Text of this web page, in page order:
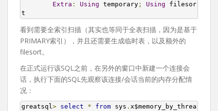
Extra : Using temporary ; Using filesor
t
看到需要全索引扫描（其实也等同于全表扫描，因为是基于
PRIMARY索引），并且还需要生成临时表，以及额外的
filesort。
在正式运行该SQL之前，在另外的窗口中新建一个连接会
话，执行下面的SQL先观察该连接/会话当前的内存分配情
况：
greatsql> select * from sys . x$memory_by_threa